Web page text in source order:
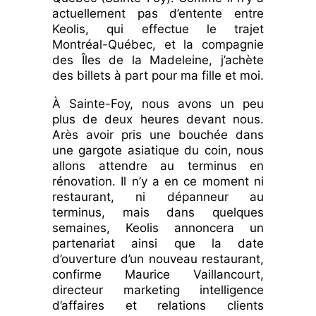
actuellement pas d’entente entre
Keolis, qui effectue le trajet
Montréal-Québec, et la compagnie
des Îles de la Madeleine, j’achète
des billets à part pour ma fille et moi.
À Sainte-Foy, nous avons un peu
plus de deux heures devant nous.
Arès avoir pris une bouchée dans
une gargote asiatique du coin, nous
allons attendre au terminus en
rénovation. Il n’y a en ce moment ni
restaurant, ni dépanneur au
terminus, mais dans quelques
semaines, Keolis annoncera un
partenariat ainsi que la date
d’ouverture d’un nouveau restaurant,
confirme Maurice Vaillancourt,
directeur marketing intelligence
d’affaires et relations clients